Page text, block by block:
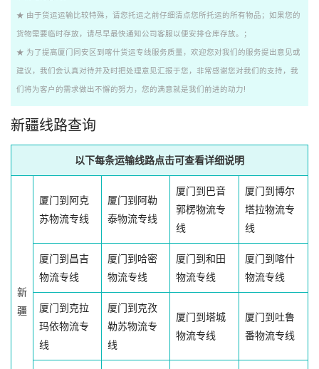
★ 由于货运运输比较特殊，请您托运之前仔细清点您所托运的所有物品；如果您的
货物需要临时存放，请尽早最快通知公司客服以便安排仓库存放。；
★ 为了提高厦门同安区到喀什货运专线服务质量，欢迎您对我们的服务提出意见或
建议，我们会认真对待并及时把处理意见汇报于您，非常感谢您对我们的支持，我
们将为客户的需求做出不懈的努力，您的满意就是我们前进的动力!
新疆线路查询
以下每条运输线路点击可查看详细说明
新
疆
厦门到阿克
苏物流专线
厦门到阿勒
泰物流专线
厦门到巴音
郭楞物流专
线
厦门到博尔
塔拉物流专
线
厦门到昌吉
物流专线
厦门到哈密
物流专线
厦门到和田
物流专线
厦门到喀什
物流专线
厦门到克拉
玛依物流专
线
厦门到克孜
勒苏物流专
线
厦门到塔城
物流专线
厦门到吐鲁
番物流专线